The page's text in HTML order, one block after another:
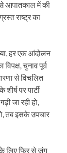
आपातकाल में की
राष्ट्र का
हर एक आंदोलन
चुनाव पूर्व
से विचलित
पर पार्टी
जा रही हो,
तब इसके उपचार
लिए फिर से जंग